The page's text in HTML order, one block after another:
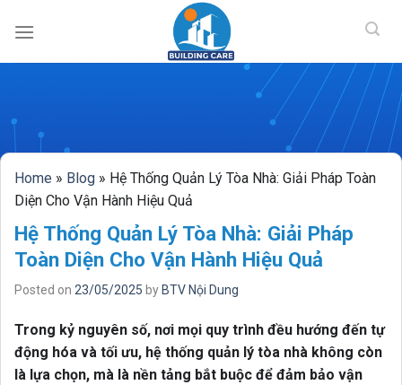
BUILDING
Home » Blog » Hệ Thống Quản Lý Tòa Nhà: Giải Pháp Toàn
Diện Cho Vận Hành Hiệu Quả
Hệ Thống Quản Lý Tòa Nhà: Giải Pháp
Toàn Diện Cho Vận Hành Hiệu Quả
Posted on 23/05/2025 by BTV Nội Dung
Trong kỷ nguyên số, nơi mọi quy trình đều hướng đến tự
động hóa và tối ưu, hệ thống quản lý tòa nhà không còn
là lựa chọn, mà là nền tảng bắt buộc để đảm bảo vận